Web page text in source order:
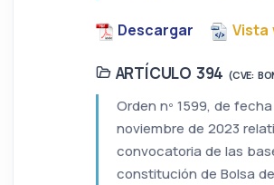
Descargar Vista
ARTÍCULO 394 (CVE:
Orden nº 1599, de
noviembre de 2023
convocatoria de las
constitución de Bolsa